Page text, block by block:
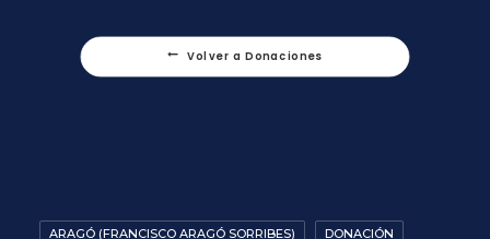
Volver a Donaciones
ARAGÓ (FRANCISCO ARAGÓ SORRIBES) DONACIÓN